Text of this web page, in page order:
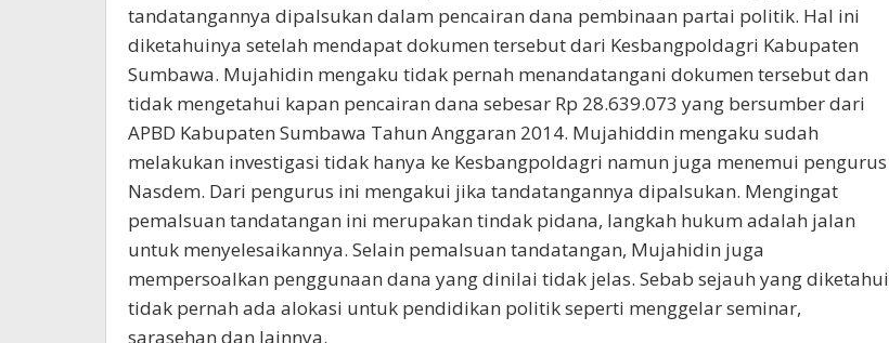
tandatangannya dipalsukan dalam pencairan dana pembinaan partai politik. Hal ini
diketahuinya setelah mendapat dokumen tersebut dari Kesbangpoldagri Kabupaten
Sumbawa. Mujahidin mengaku tidak pernah menandatangani dokumen tersebut dan
tidak mengetahui kapan pencairan dana sebesar Rp 28.639.073 yang bersumber dari
APBD Kabupaten Sumbawa Tahun Anggaran 2014. Mujahiddin mengaku sudah
melakukan investigasi tidak hanya ke Kesbangpoldagri namun juga menemui pengurus
Nasdem. Dari pengurus ini mengakui jika tandatangannya dipalsukan. Mengingat
pemalsuan tandatangan ini merupakan tindak pidana, langkah hukum adalah jalan
untuk menyelesaikannya. Selain pemalsuan tandatangan, Mujahidin juga
mempersoalkan penggunaan dana yang dinilai tidak jelas. Sebab sejauh yang diketahui
tidak pernah ada alokasi untuk pendidikan politik seperti menggelar seminar,
sarasehan dan lainnya.